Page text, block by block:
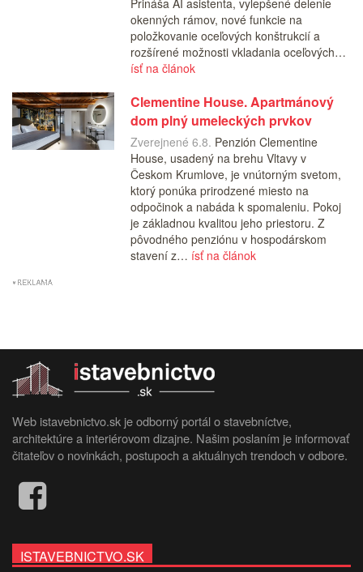
okenných rámov, nové funkcie na
položkovanie oceľových konštrukcií a
rozšírené možnosti vkladania oceľových…
ísť na článok
Clementine House. Apartmánový
dom plný umeleckých prvkov
Zverejnené 6.8. Penzión Clementine
House, usadený na brehu Vltavy v
Českom Krumlove, je vnútorným svetom,
ktorý ponúka prirodzené miesto na
odpočinok a nabáda k spomaleniu. Pokoj
je základnou kvalitou jeho priestoru. Z
pôvodného penziónu v hospodárskom
stavení z… ísť na článok
Web istavebnictvo.sk je odborný portál o stavebníctve,
architektúre a interiérovom dizajne. Našim poslaním je informovať
čitateľov o novinkách, postupoch a aktuálnych trendoch v odbore.
ISTAVEBNICTVO.SK